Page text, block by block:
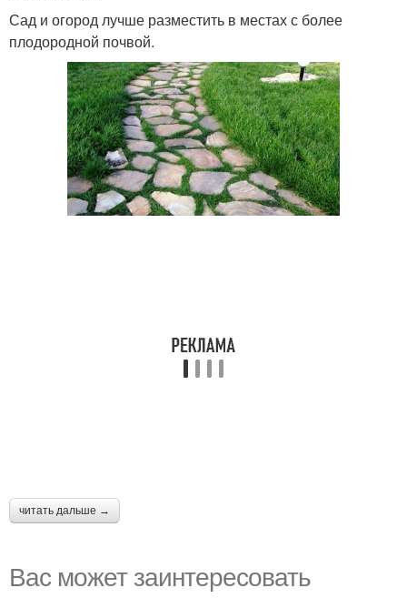
Сад и огород лучше разместить в местах с более
плодородной почвой.
читать дальше →
Вас может заинтересовать